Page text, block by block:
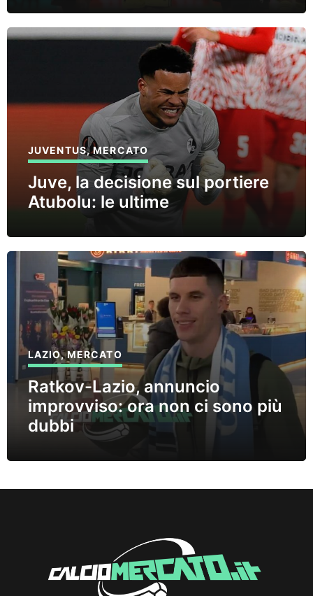
JUVENTUS,MERCATO
Juve, la decisione sul portiere
Atubolu: le ultime
LAZIO,MERCATO
Ratkov-Lazio, annuncio
improvviso: ora non ci sono più
dubbi